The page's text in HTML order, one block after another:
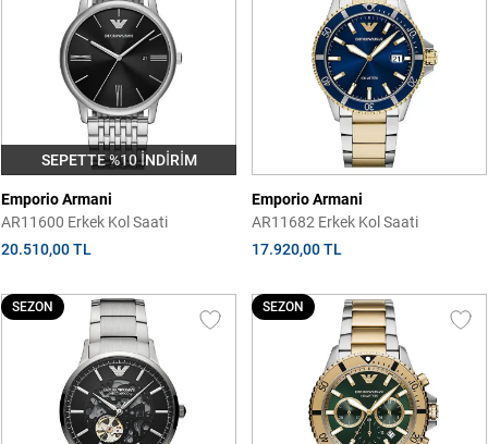
SEPETTE %10 İNDİRİM
Emporio Armani
AR11600 Erkek Kol Saati
20.510,00 TL
Emporio Armani
AR11682 Erkek Kol Saati
17.920,00 TL
SEZON SEZON